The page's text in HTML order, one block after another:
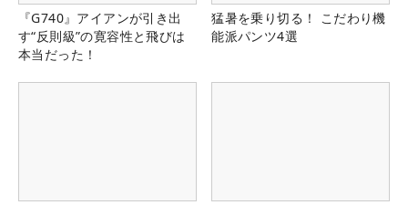
『G740』アイアンが引き出
す“反則級”の寛容性と飛びは
本当だった！
猛暑を乗り切る！ こだわり機
能派パンツ4選